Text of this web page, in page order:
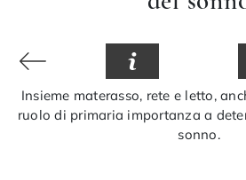
Insieme materasso, rete e letto,
ruolo di primaria importanza a
sonno.